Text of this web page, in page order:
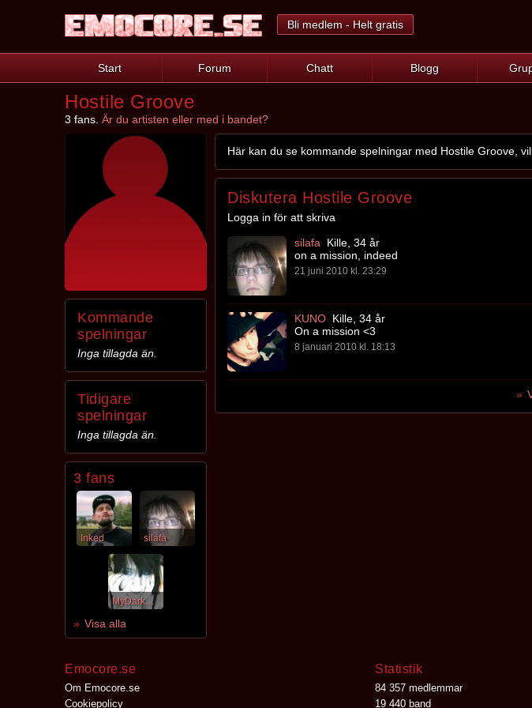
Bli medlem - Helt gratis
Start Forum Chatt Blogg
Hostile Groove
3 fans. Är du artisten eller med i bandet?
Kommande
spelningar
Inga tillagda än.
Tidigare
spelningar
Inga tillagda än.
3 fans
Inked silafa
MyDarkPrince
Visa alla
Här kan du se kommande spelningar med Hostile Groove,
Diskutera Hostile Groove
Logga in för att skriva
silafa
Kille, 34 år
on a mission, indeed
21 juni 2010 kl. 23:29
KUNO Kille, 34 år
On a mission <3
8 januari 2010 kl. 18:13
Emocore.se
Om Emocore.se
Cookiepolicy
Statistik
84 357 medlemmar
19 440 band